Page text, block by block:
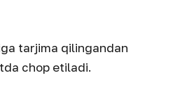
tarjima qilingandan
chop etiladi.